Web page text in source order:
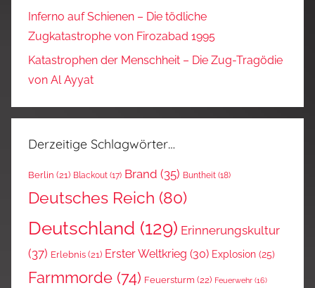
Inferno auf Schienen – Die tödliche
Zugkatastrophe von Firozabad 1995
Katastrophen der Menschheit – Die Zug-Tragödie
von Al Ayyat
Derzeitige Schlagwörter…
Berlin (21) Blackout (17) Brand (35) Buntheit (18)
Deutsches Reich (80)
Deutschland (129) Erinnerungskultur
(37) Erlebnis (21) Erster Weltkrieg (30) Explosion (25)
Farmmorde (74) Feuersturm (22) Feuerwehr (16)